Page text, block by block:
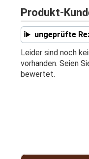
Produkt-
ungeprüfte
Leider sind noch
vorhanden. Seien
bewertet.